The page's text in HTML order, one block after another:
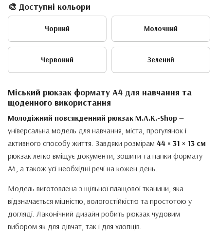
🎨 Доступні кольори
Чорний Молочний
Червоний Зелений
Міський рюкзак формату A4 для навчання та
щоденного використання
Молодіжний повсякденний рюкзак M.A.K.-Shop —
універсальна модель для навчання, міста, прогулянок і
активного способу життя. Завдяки розмірам 44 × 31 × 13 см
рюкзак легко вміщує документи, зошити та папки формату
А4, а також усі необхідні речі на кожен день.
Модель виготовлена з щільної плащової тканини, яка
відзначається міцністю, вологостійкістю та простотою у
догляді. Лаконічний дизайн робить рюкзак чудовим
вибором як для дівчат, так і для хлопців.